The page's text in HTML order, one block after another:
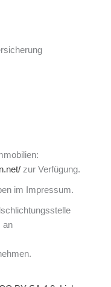
zur Verfügung.
im Impressum.
an